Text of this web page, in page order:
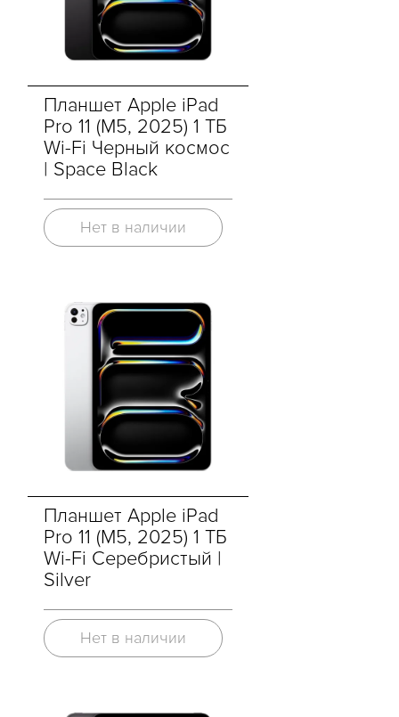
Планшет Apple iPad
Pro 11 (M5, 2025) 1 ТБ
Wi-Fi Черный космос
| Space Black
Нет в наличии
Планшет Apple iPad
Pro 11 (M5, 2025) 1 ТБ
Wi-Fi Серебристый |
Silver
Нет в наличии